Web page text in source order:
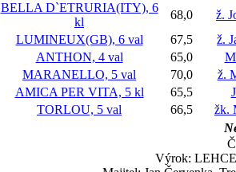
BELLA D`ETRURIA(ITY), 6
kl
68,0
ž.
LUMINEUX(GB), 6 val 67,5
ž.
ANTHON, 4 val 65,0
MARANELLO, 5 val 70,0
ž.
AMICA PER VITA, 5 kl 65,5
TORLOU, 5 val 66,5
žk.
Výrok: